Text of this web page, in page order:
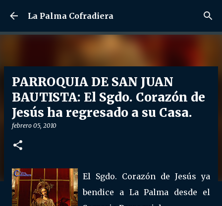
Ir al contenido principal
La Palma Cofradiera
PARROQUIA DE SAN JUAN
BAUTISTA: El Sgdo. Corazón de
Jesús ha regresado a su Casa.
febrero 05, 2010
El Sgdo. Corazón de Jesús ya
bendice a La Palma desde el